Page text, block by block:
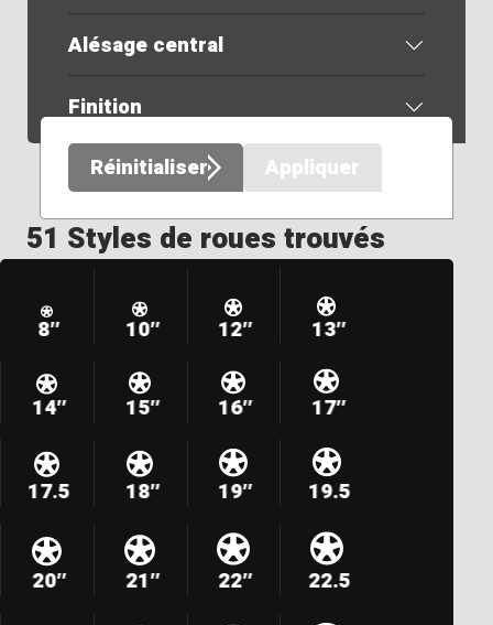
Alésage central
Finition
Réinitialiser
Appliquer
51 Styles de roues trouvés
8″ 10″ 12″ 13″
14″ 15″ 16″ 17″
17.5 18″ 19″ 19.5
20″ 21″ 22″ 22.5